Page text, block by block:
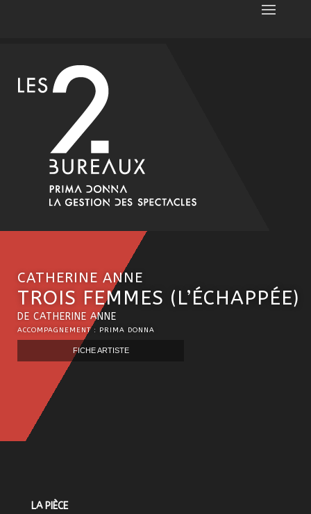
CATHERINE ANNE
TROIS FEMMES (L’ÉCHAPPÉE)
DE CATHERINE ANNE
ACCOMPAGNEMENT : PRIMA DONNA
FICHE ARTISTE
LA PIÈCE